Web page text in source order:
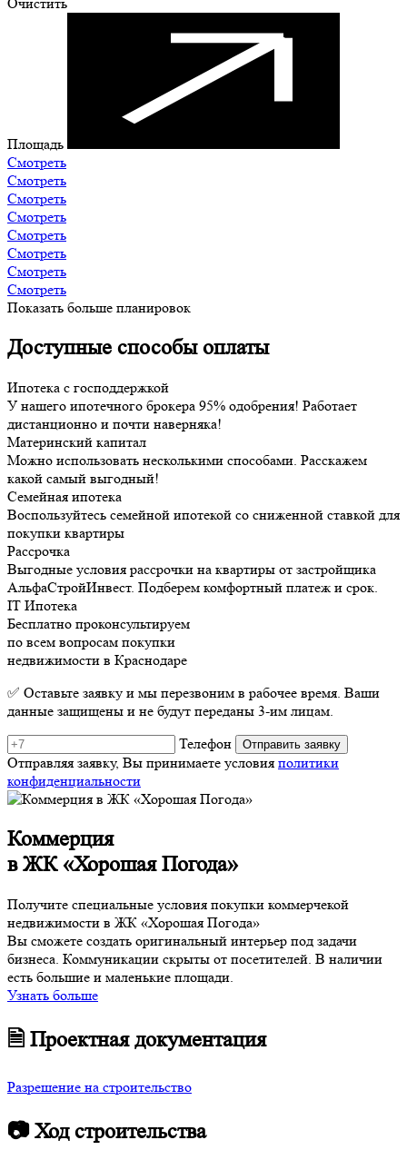
Очистить
Площадь
Смотреть
Смотреть
Смотреть
Смотреть
Смотреть
Смотреть
Смотреть
Смотреть
Показать больше планировок
Доступные способы оплаты
Ипотека с господдержкой
У нашего ипотечного брокера 95% одобрения! Работает
дистанционно и почти наверняка!
Материнский капитал
Можно использовать несколькими способами. Расскажем
какой самый выгодный!
Семейная ипотека
Воспользуйтесь семейной ипотекой со сниженной ставкой для
покупки квартиры
Рассрочка
Выгодные условия рассрочки на квартиры от застройщика
АльфаСтройИнвест. Подберем комфортный платеж и срок.
IT Ипотека
Бесплатно проконсультируем
по всем вопросам покупки
недвижимости в Краснодаре
✅ Оставьте заявку и мы перезвоним в рабочее время. Ваши
данные защищены и не будут переданы 3-им лицам.
Телефон
Отправляя заявку, Вы принимаете условия политики
конфиденциальности
Коммерция
в ЖК «Хорошая Погода»
Получите специальные условия покупки коммерчекой
недвижимости в ЖК «Хорошая Погода»
Вы сможете создать оригинальный интерьер под задачи
бизнеса. Коммуникации скрыты от посетителей. В наличии
есть большие и маленькие площади.
Узнать больше
🗎 Проектная документация
Разрешение на строительство
📷 Ход строительства